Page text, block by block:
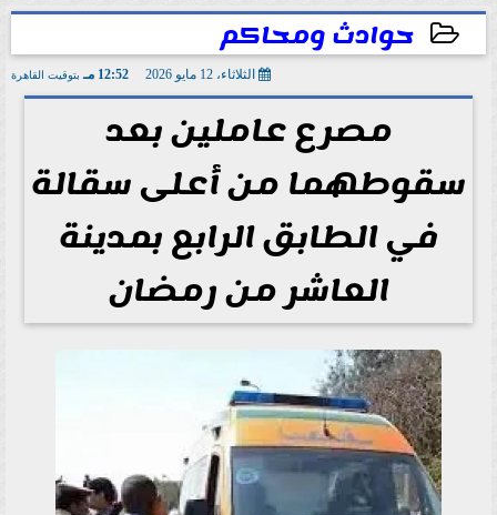
حوادث ومحاكم
الثلاثاء، 12 مايو 2026 12:52 مـ بتوقيت القاهرة
مصرع عاملين بعد
سقوطهما من أعلى سقالة
في الطابق الرابع بمدينة
العاشر من رمضان